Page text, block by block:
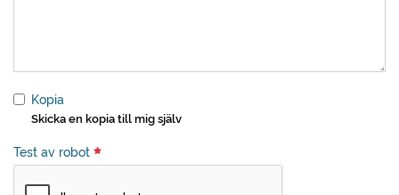
Kopia
Skicka en kopia till mig själv
Test av robot